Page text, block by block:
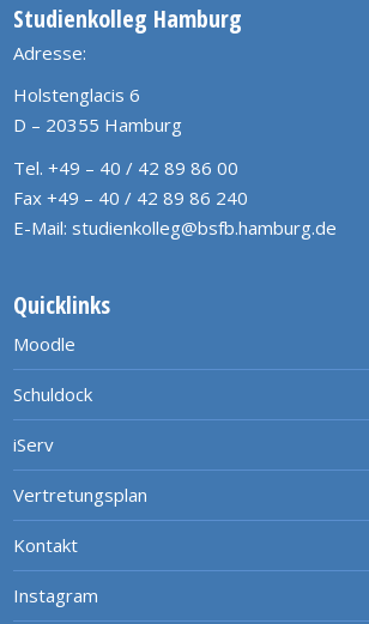
Studienkolleg Hamburg
Adresse:
Holstenglacis 6
D – 20355 Hamburg
Tel. +49 – 40 / 42 89 86 00
Fax +49 – 40 / 42 89 86 240
E-Mail: studienkolleg@bsfb.hamburg.de
Quicklinks
Moodle
Schuldock
iServ
Vertretungsplan
Kontakt
Instagram